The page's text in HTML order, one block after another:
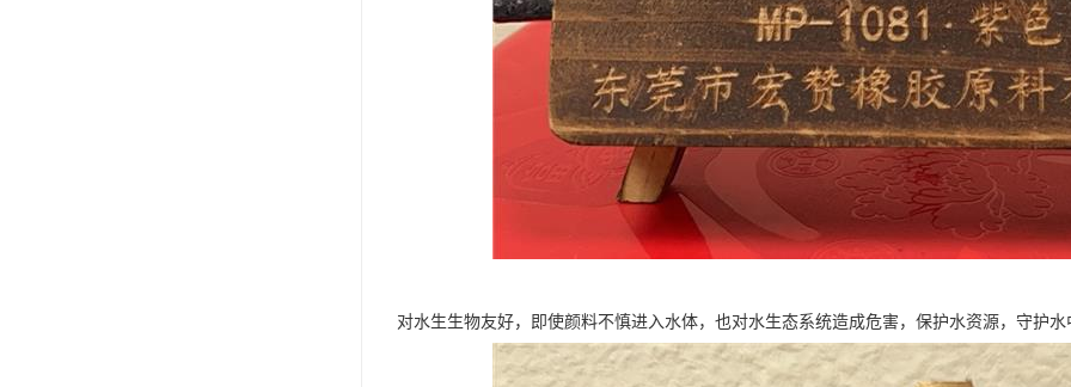
对水生生物友好，即使颜料不慎进入水体，也对水生态系统造成危害，保护水资源，守护水